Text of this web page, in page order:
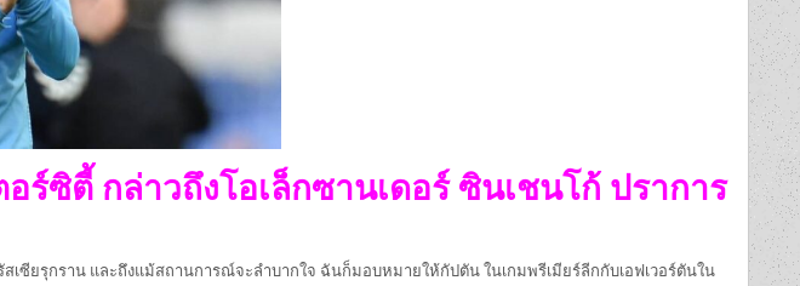
ซิตี้ กล่าวถึงโอเล็กซานเดอร์ ซินเชนโก้ ปราการ
ซียรุกราน และถึงแม้สถานการณ์จะลำบากใจ ฉันก็มอบหมายให้กัปตัน ในเกมพรีเมียร์ลีกกับเอฟเวอร์ตันใน